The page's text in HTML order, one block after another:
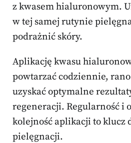
z kwasem hialuronowym.
w tej samej rutynie
podrażnić skóry.
Aplikację kwasu
powtarzać codziennie,
uzyskać optymalne
regeneracji. Regularność i
kolejność aplikacji to klucz
pielęgnacji.